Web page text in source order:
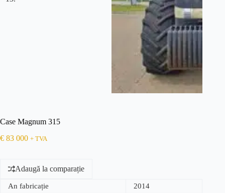
Case Magnum 315
€ 83 000 + TVA
Adaugă la comparație
An fabricație
2014